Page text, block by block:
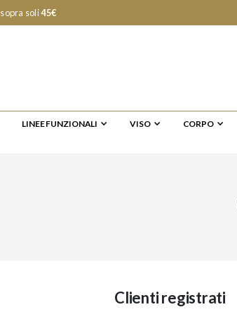
sopra soli45€
LINEE FUNZIONALI VISO CORPO
Clienti registrati